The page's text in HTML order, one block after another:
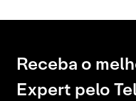
Receba o
Expert pelo